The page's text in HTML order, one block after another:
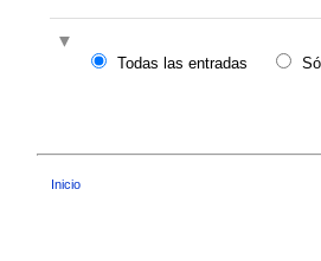
Todas las entradas
Inicio